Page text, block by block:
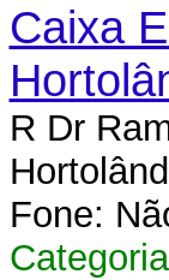
Caixa
R Dr
Fone: